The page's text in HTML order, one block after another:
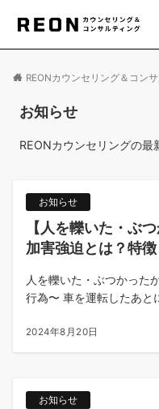
REONカウンセリング＆コン
お知らせ
REONカウンセリングの最
お知らせ
【人を轢いた・ぶ
加害強迫とは？特
人を轢いた・ぶつかった
行為〜 車を運転したあと
2024年8月20日
お知らせ